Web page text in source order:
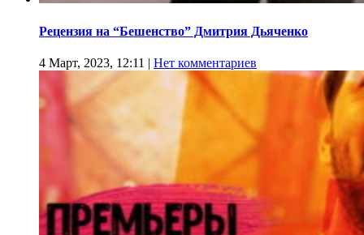
Рецензия на “Бешенство” Дмитрия Дьяченко
4 Март, 2023, 12:11 | Нет комментариев